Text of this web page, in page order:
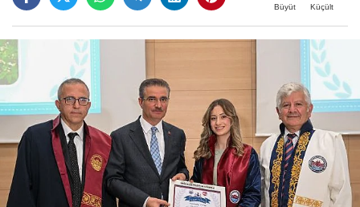
Büyüt Küçült